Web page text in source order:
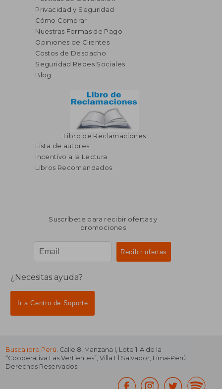
Privacidad y Seguridad
Cómo Comprar
Nuestras Formas de Pago
Opiniones de Clientes
Costos de Despacho
Seguridad Redes Sociales
Blog
Libro de Reclamaciones
Lista de autores
Incentivo a la Lectura
Libros Recomendados
Suscríbete para recibir ofertas y
promociones
¿Necesitas ayuda?
Ir a Centro de Soporte
Buscalibre Perú . Calle 8, Manzana I, Lote 1-A de la
“Cooperativa Las Vertientes”, Villa El Salvador, Lima-Perú.
Derechos Reservados.